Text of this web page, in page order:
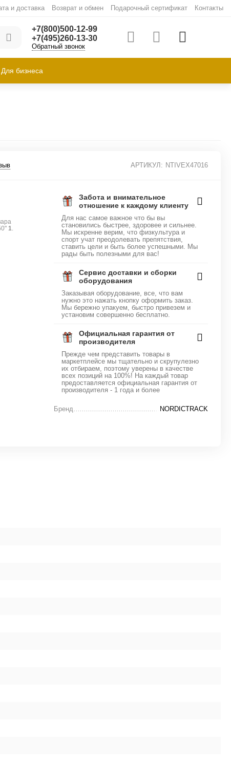
и доставка Возврат и обмен Подарочный сертификат Контакты
+7(800)500-12-99
+7(495)260-13-30
Обратный звонок
Для бизнеса
АРТИКУЛ: NTIVEX47016
1.
Забота и внимательное
отношение к каждому клиенту
Для нас самое важное что бы вы
становились быстрее, здоровее и сильнее.
Мы искренне верим, что физкультура и
спорт учат преодолевать препятствия,
ставить цели и быть более успешными. Мы
рады быть полезными для вас!
Сервис доставки и сборки
оборудования
Заказывая оборудование, все, что вам
нужно это нажать кнопку оформить заказ.
Мы бережно упакуем, быстро привезем и
установим совершенно бесплатно.
Официальная гарантия от
производителя
Прежде чем представить товары в
маркетплейсе мы тщательно и скрупулезно
их отбираем, поэтому уверены в качестве
всех позиций на 100%! На каждый товар
предоставляется официальная гарантия от
производителя - 1 года и более
Бренд NORDICTRACK